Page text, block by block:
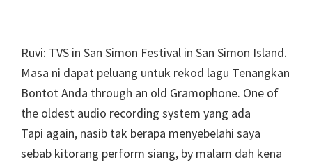
Ruvi: TVS in San Simon Festival in San Simon Island.
Masa ni dapat peluang untuk rekod lagu Tenangkan
Bontot Anda through an old Gramophone. One of
the oldest audio recording system yang ada
Tapi again, nasib tak berapa menyebelahi saya
sebab kitorang perform siang, by malam dah kena